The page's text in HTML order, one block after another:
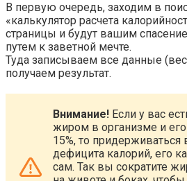
В первую очередь, заходим в
«калькулятор расчета
страницы и будут вашим
путем к заветной мечте.
Туда записываем все данные
получаем результат.
Внимание! Если у вас
жиром в организме и
15%, то придерживаться
дефицита калорий, его
сам. Так вы сократите